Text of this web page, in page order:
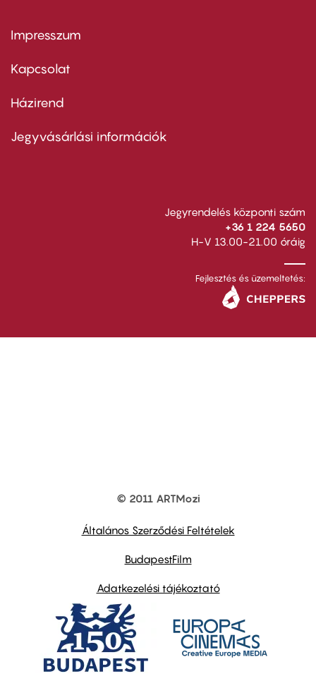
Footer
first
Impresszum
Kapcsolat
Footer
second
Házirend
Jegyvásárlási információk
Jegyrendelés központi szám
+36 1 224 5650
H-V 13.00-21.00 óráig
Fejlesztés és üzemeltetés:
© 2011 ARTMozi
Általános Szerződési Feltételek
BudapestFilm
Adatkezelési tájékoztató